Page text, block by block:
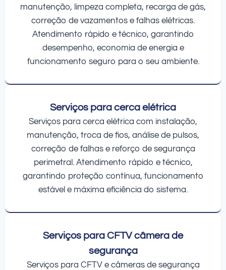
manutenção, limpeza completa, recarga de gás,
correção de vazamentos e falhas elétricas.
Atendimento rápido e técnico, garantindo
desempenho, economia de energia e
funcionamento seguro para o seu ambiente.
Serviços para cerca elétrica
Serviços para cerca elétrica com instalação,
manutenção, troca de fios, análise de pulsos,
correção de falhas e reforço de segurança
perimetral. Atendimento rápido e técnico,
garantindo proteção contínua, funcionamento
estável e máxima eficiência do sistema.
Serviços para CFTV câmera de
segurança
Serviços para CFTV e câmeras de segurança